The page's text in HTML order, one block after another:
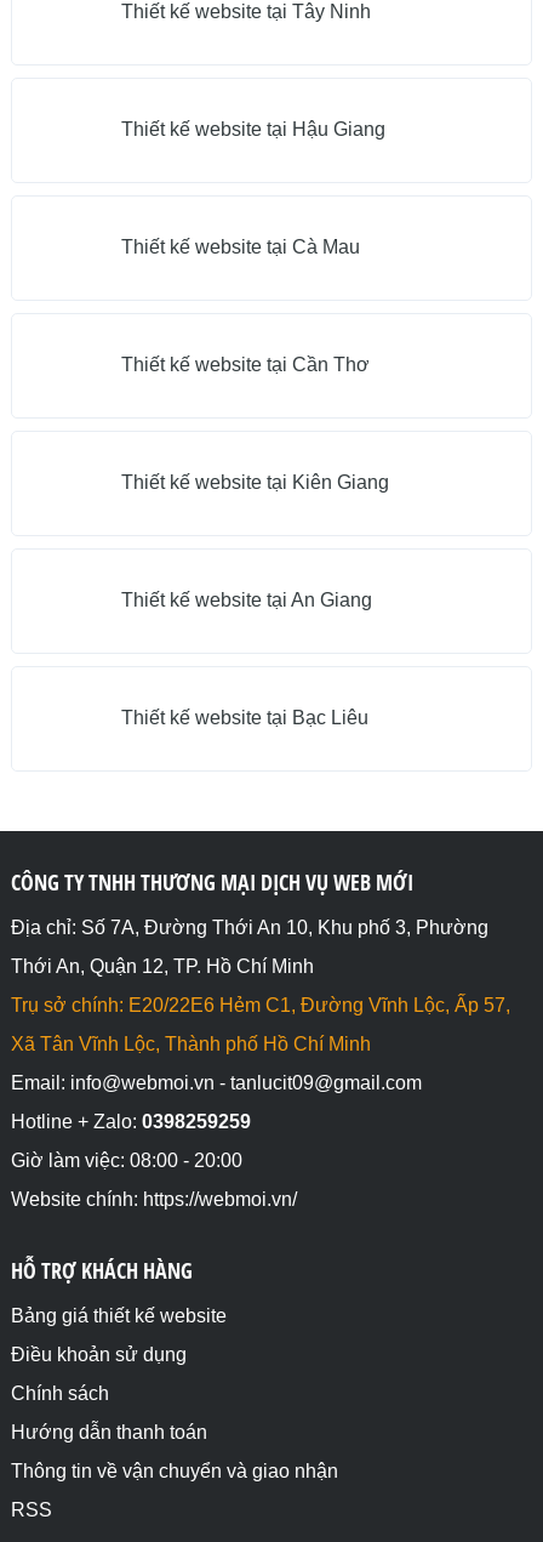
Thiết kế website tại Tây Ninh
Thiết kế website tại Hậu Giang
Thiết kế website tại Cà Mau
Thiết kế website tại Cần Thơ
Thiết kế website tại Kiên Giang
Thiết kế website tại An Giang
Thiết kế website tại Bạc Liêu
CÔNG TY TNHH THƯƠNG MẠI DỊCH VỤ WEB MỚI
Địa chỉ: Số 7A, Đường Thới An 10, Khu phố 3, Phường
Thới An, Quận 12, TP. Hồ Chí Minh
Trụ sở chính: E20/22E6 Hẻm C1, Đường Vĩnh Lộc, Ấp 57,
Xã Tân Vĩnh Lộc, Thành phố Hồ Chí Minh
Email: info@webmoi.vn - tanlucit09@gmail.com
Hotline + Zalo: 0398259259
Giờ làm việc: 08:00 - 20:00
Website chính: https://webmoi.vn/
HỖ TRỢ KHÁCH HÀNG
Bảng giá thiết kế website
Điều khoản sử dụng
Chính sách
Hướng dẫn thanh toán
Thông tin về vận chuyển và giao nhận
RSS